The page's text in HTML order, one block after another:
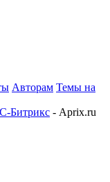
Авторам Темы на
Битрикс - Aprix.ru